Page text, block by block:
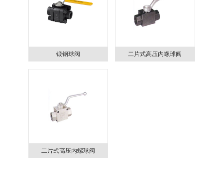
适用介质: 水、油、气、酸类
等
适用温度: -29°C~150°C
适用介质: 水、油、气、酸类
等
适用温度: -29°C~150°C
适用介质: 水、油、气
适用温度: -29°C~425°C
锻钢球阀 二片式高压内螺球阀
二片式高压内螺球阀